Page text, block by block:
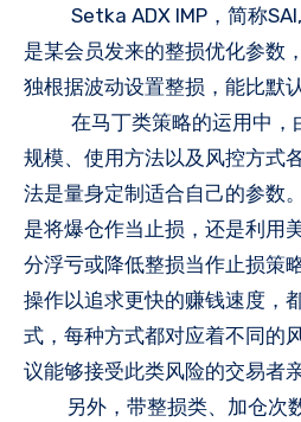
Setka ADX IMP，简称SAI,
是某会员发来的整损优化参数
独根据波动设置整损，能比默
在马丁类策略的运用中，
规模、使用方法以及风控方式
法是量身定制适合自己的参数
是将爆仓作当止损，还是利用
分浮亏或降低整损当作止损策
操作以追求更快的赚钱速度，
式，每种方式都对应着不同的
议能够接受此类风险的交易者
另外，带整损类、加仓次数较多类或者强损较大